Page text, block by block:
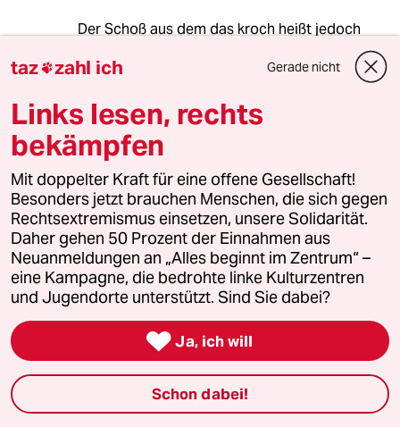
Der Schoß aus dem das kroch heißt jedoch
7G 74450 (Profil gelöscht)
22.09.2017
@esgehtauchanders:
"alles ausgerichtet auf die
"Sanierung" des Standorts
Deutschland."
Das Gute ist, es hat funktioniert. Jetzt
sollten wir nach vorne schauen und
gucken, wo Ergänzungen notwenidg
sind und welche Instrumente sich als
kontraproduktiv erwiesen haben.
"Unter Kohl ging´s weiter mit
regelmäßigen Verschärfungen der
taz zahl ich Gerade nicht
Links lesen, rechts
bekämpfen
Mit doppelter Kraft für eine offene Gesellschaft!
Besonders jetzt brauchen Menschen, die sich gegen
Rechtsextremismus einsetzen, unsere Solidarität.
Daher gehen 50 Prozent der Einnahmen aus
Neuanmeldungen an „Alles beginnt im Zentrum“ –
eine Kampagne, die bedrohte linke Kulturzentren
und Jugendorte unterstützt. Sind Sie dabei?
 Ja, ich will
Schon dabei!